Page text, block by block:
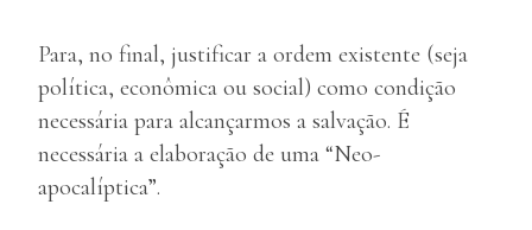
Para, no final, justificar a ordem existente (seja
política, econômica ou social) como condição
necessária para alcançarmos a salvação. É
necessária a elaboração de uma “Neo-
apocalíptica”.